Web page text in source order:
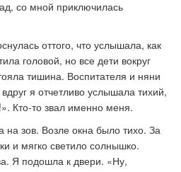
со мной приключилась
оттого, что услышала, как
головой, но все дети вокруг
тишина. Воспитателя и няни
я отчетливо услышала тихий,
Кто-то звал именно меня.
на зов. Возле окна было тихо. За
и мягко светило солнышко.
Я подошла к двери. «Ну,